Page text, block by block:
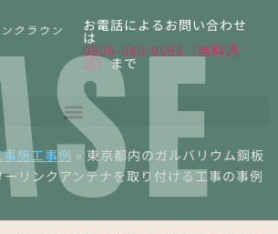
お電話によるお問い合わせ
は
0800-080-9696（無料通
話）まで
施工事例 » 東京都内のガルバリウム鋼板
リンクアンテナを取り付ける工事の事例